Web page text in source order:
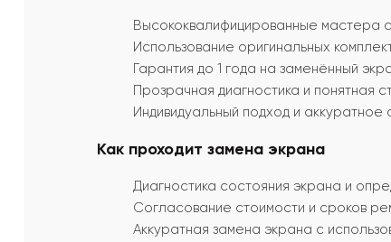
Высококвалифицированные мастера
Использование оригинальных
Гарантия до 1 года на заменённый
Прозрачная диагностика и понятная
Индивидуальный подход и
Как проходит замена экрана
Диагностика состояния экрана и
Согласование стоимости и сроков
Аккуратная замена экрана с